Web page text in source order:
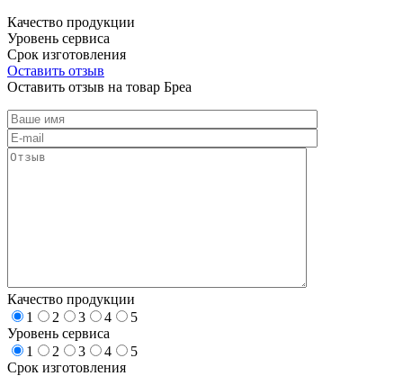
Качество продукции
Уровень сервиса
Срок изготовления
Оставить отзыв
Оставить отзыв на товар Бреа
Качество продукции
1
2 3 4
5
Уровень сервиса
1
2 3 4
5
Срок изготовления